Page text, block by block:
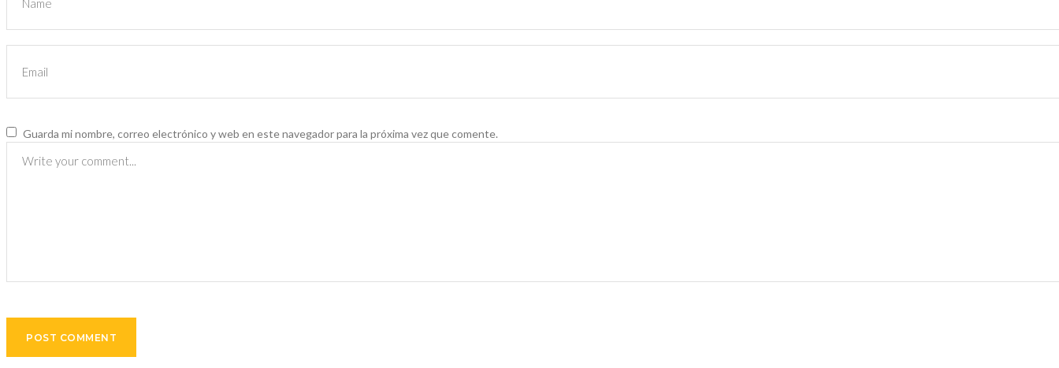
Guarda mi nombre, correo electrónico y web en este navegador para la próxima vez que comente.